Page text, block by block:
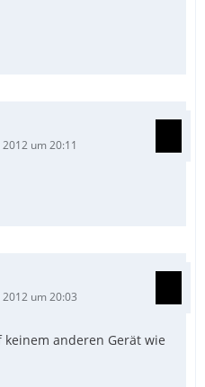
um 20:11
um 20:03
anderen Gerät wie